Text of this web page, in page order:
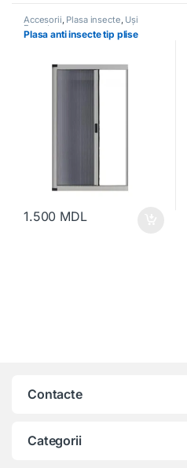
Accesorii, Plasa insecte, Uși
Ferestre
Plasa anti insecte tip plise
1.500 MDL
Contacte
Categorii